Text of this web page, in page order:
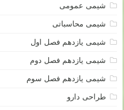
شیمی عمومی
شیمی محاسباتی
شیمی یازدهم فصل اول
شیمی یازدهم فصل دوم
شیمی یازدهم فصل سوم
طراحی دارو